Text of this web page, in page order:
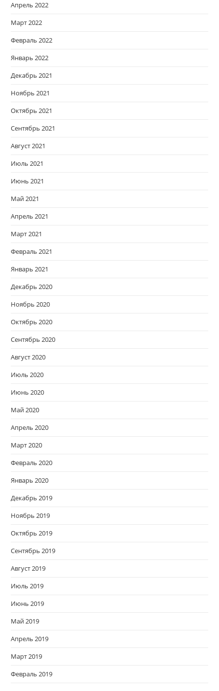
Апрель 2022
Март 2022
Февраль 2022
Январь 2022
Декабрь 2021
Ноябрь 2021
Октябрь 2021
Сентябрь 2021
Август 2021
Июль 2021
Июнь 2021
Май 2021
Апрель 2021
Март 2021
Февраль 2021
Январь 2021
Декабрь 2020
Ноябрь 2020
Октябрь 2020
Сентябрь 2020
Август 2020
Июль 2020
Июнь 2020
Май 2020
Апрель 2020
Март 2020
Февраль 2020
Январь 2020
Декабрь 2019
Ноябрь 2019
Октябрь 2019
Сентябрь 2019
Август 2019
Июль 2019
Июнь 2019
Май 2019
Апрель 2019
Март 2019
Февраль 2019